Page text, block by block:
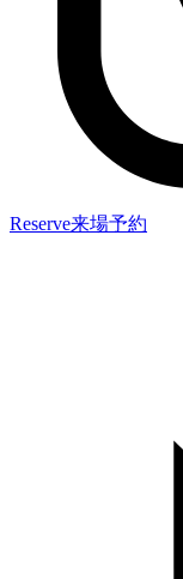
Reserve来場予約